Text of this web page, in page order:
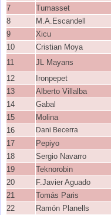
7 Tumasset
8 M.A.Escandell
9 Xicu
10 Cristian Moya
11 JL Mayans
12 Ironpepet
13 Alberto Villalba
14 Gabal
15 Molina
16 Dani Becerra
17 Pepiyo
18 Sergio Navarro
19 Teknorobin
20 F.Javier Aguado
21 Tomás Paris
22 Ramón Planells